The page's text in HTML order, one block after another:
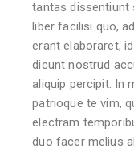
tantas dissentiunt
liber facilisi quo,
erant elaboraret,
dicunt nostrud
aliquip percipit. In
patrioque te vim,
electram
duo facer melius